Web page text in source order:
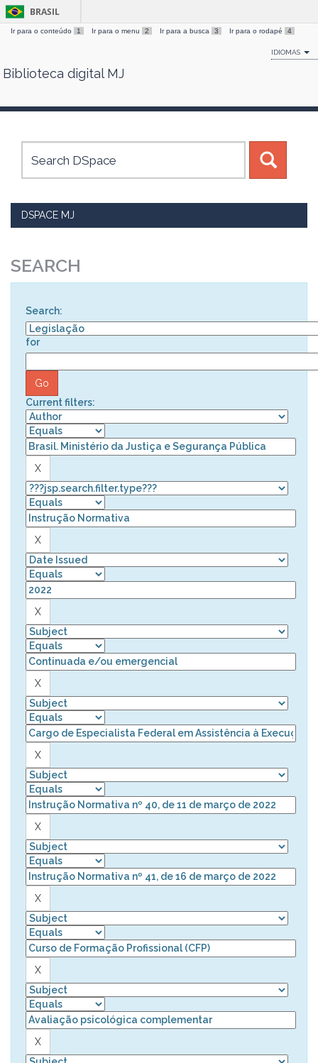
Skip
BRASIL
Ir para o conteúdo 1 Ir para o menu 2 Ir para a busca 3 Ir para o rodapé 4
IDIOMAS
Biblioteca digital MJ
DSPACE MJ
SEARCH
Search:
for
Current filters: